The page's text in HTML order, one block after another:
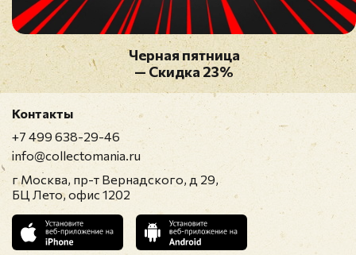
Черная пятница
— Скидка 23%
Контакты
+7 499 638-29-46
info@collectomania.ru
г Москва, пр-т Вернадского, д 29,
БЦ Лето, офис 1202